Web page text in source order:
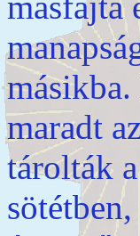
másikba.
maradt
tárolták